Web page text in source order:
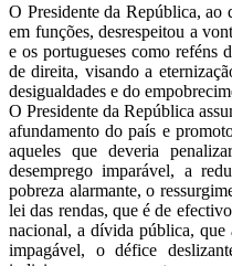
O Presidente da República,
em funções, desrespeitou a
e os portugueses como reféns
de direita, visando a
desigualdades e do
O Presidente da República
afundamento do país e
aqueles que deveria
desemprego imparável, a
pobreza alarmante, o
lei das rendas, que é de
nacional, a dívida pública, que
impagável, o défice